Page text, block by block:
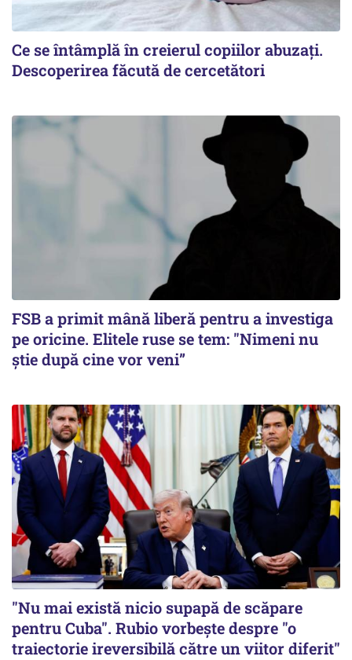
Ce se întâmplă în creierul copiilor abuzați.
Descoperirea făcută de cercetători
FSB a primit mână liberă pentru a investiga
pe oricine. Elitele ruse se tem: "Nimeni nu
știe după cine vor veni”
"Nu mai există nicio supapă de scăpare
pentru Cuba". Rubio vorbește despre "o
traiectorie ireversibilă către un viitor diferit"